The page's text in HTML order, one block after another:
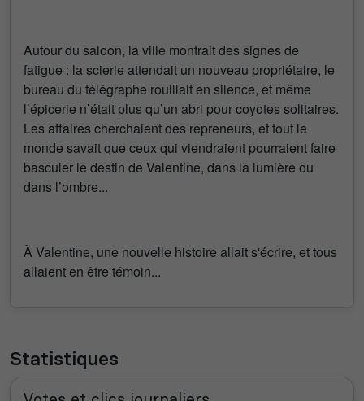
Autour du saloon, la ville montrait des signes de
fatigue : la scierie attendait un nouveau propriétaire, le
bureau du télégraphe rouillait en silence, et même
l’épicerie n’était plus qu’un abri pour coyotes solitaires.
Les affaires cherchaient des repreneurs, et tout le
monde savait que ceux qui viendraient pourraient faire
basculer le destin de Valentine, dans la lumière ou
dans l’ombre...
À Valentine, une nouvelle histoire allait s'écrire, et tous
allaient en être témoin...
Statistiques